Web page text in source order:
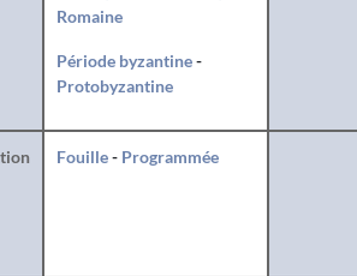
Romaine
Période byzantine-
Protobyzantine
Fouille- Programmée